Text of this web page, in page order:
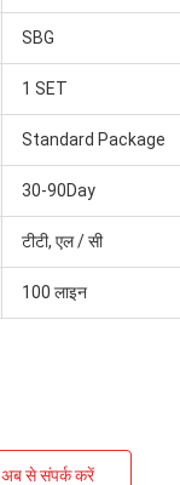
SBG
1 SET
Standard Package
30-90Day
टीटी, एल / सी
100 लाइन
अब से संपर्क करें